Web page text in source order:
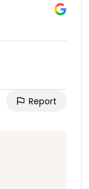
Report